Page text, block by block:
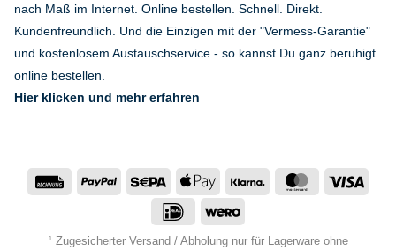
nach Maß im Internet. Online bestellen. Schnell. Direkt.
Kundenfreundlich. Und die Einzigen mit der "Vermess-Garantie"
und kostenlosem Austauschservice - so kannst Du ganz beruhigt
online bestellen.
Hier klicken und mehr erfahren
RechungPayPal Sepa
Apple
Pay
Klarna MasterCard
IDeal Wero
1Zugesicherter Versand / Abholung nur für Lagerware ohne